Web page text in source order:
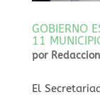
GOBIERNO
11
por Redaccion
El